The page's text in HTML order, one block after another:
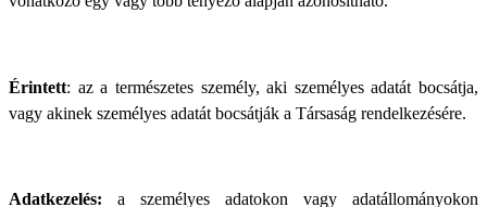
Érintett: az a természetes személy, aki személyes adatát bocsátja,
vagy akinek személyes adatát bocsátják a Társaság rendelkezésére.
Adatkezelés: a személyes adatokon vagy adatállományokon